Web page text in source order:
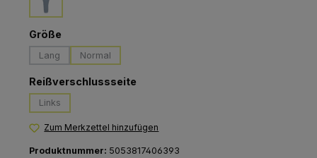
denim blue
(Diese Option ist zurzeit nicht verfügbar.)
Größe
Lang
(Diese Option ist zurzeit nicht verfügbar.)
Normal
(Diese Option ist zurzeit nicht verfügbar.)
Reißverschlussseite
Links
(Diese Option ist zurzeit nicht verfügbar.)
Zum Merkzettel hinzufügen
Produktnummer: 5053817406393